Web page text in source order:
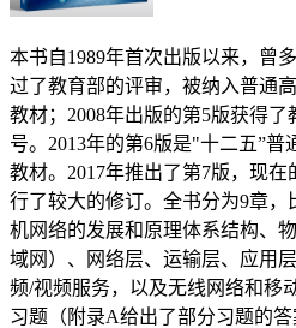
本书自1989年首次出版以来，曾
过了教育部的评审，被纳入普通
教材；2008年出版的第5版获得了
号。2013年的第6版是"十二五”普
教材。2017年推出了第7版，现
行了较大的修订。全书分为9章
机网络的发展和原理体系结构、
域网）、网络层、运输层、应用
频/视频服务，以及无线网络和移
习题（附录A给出了部分习题的